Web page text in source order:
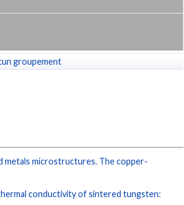
groupement
microstructures. The copper-
conductivity of sintered tungsten: